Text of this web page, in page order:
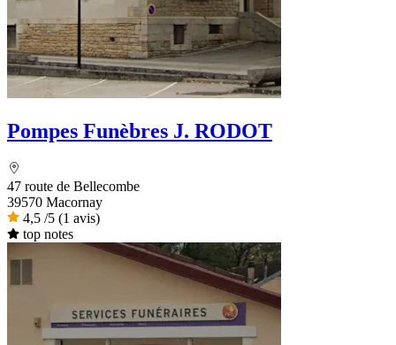
Pompes Funèbres J. RODOT
47 route de Bellecombe
39570 Macornay
4,5 /5 (1 avis)
top notes